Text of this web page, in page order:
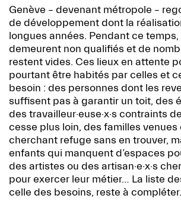
Genève – devenant métropole –
de développement dont la
longues années. Pendant ce
demeurent non qualifiés et de
restent vides. Ces lieux en attente
pourtant être habités par celles et
besoin : des personnes dont les
suffisent pas à garantir un toit, des
des travailleur·euse·x·s contraints
cesse plus loin, des familles venues
cherchant refuge sans en trouver,
enfants qui manquent d’espaces
des artistes ou des artisan·e·x·s
pour exercer leur métier… La liste
celle des besoins, reste à compléter.